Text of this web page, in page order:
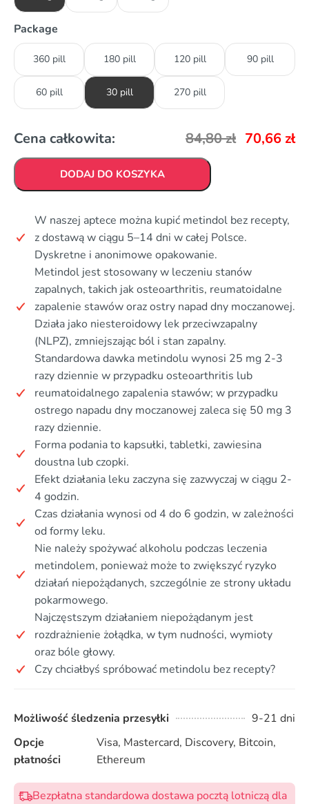
Package
360 pill 180 pill 120 pill 90 pill
60 pill 30 pill 270 pill
Cena całkowita: 84,80zł 70,66 zł
DODAJ DO KOSZYKA
W naszej aptece można kupić metindol bez recepty,
z dostawą w ciągu 5–14 dni w całej Polsce.
Dyskretne i anonimowe opakowanie.
Metindol jest stosowany w leczeniu stanów
zapalnych, takich jak osteoarthritis, reumatoidalne
zapalenie stawów oraz ostry napad dny moczanowej.
Działa jako niesteroidowy lek przeciwzapalny
(NLPZ), zmniejszając ból i stan zapalny.
Standardowa dawka metindolu wynosi 25 mg 2-3
razy dziennie w przypadku osteoarthritis lub
reumatoidalnego zapalenia stawów; w przypadku
ostrego napadu dny moczanowej zaleca się 50 mg 3
razy dziennie.
Forma podania to kapsułki, tabletki, zawiesina
doustna lub czopki.
Efekt działania leku zaczyna się zazwyczaj w ciągu 2-
4 godzin.
Czas działania wynosi od 4 do 6 godzin, w zależności
od formy leku.
Nie należy spożywać alkoholu podczas leczenia
metindolem, ponieważ może to zwiększyć ryzyko
działań niepożądanych, szczególnie ze strony układu
pokarmowego.
Najczęstszym działaniem niepożądanym jest
rozdrażnienie żołądka, w tym nudności, wymioty
oraz bóle głowy.
Czy chciałbyś spróbować metindolu bez recepty?
Możliwość śledzenia przesyłki
9-21 dni
Opcje
płatności
Visa, Mastercard, Discovery, Bitcoin,
Ethereum
Bezpłatna standardowa dostawa pocztą lotniczą dla